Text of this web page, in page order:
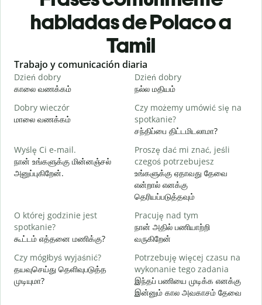
habladas de Polaco a
Tamil
Slide 1 of 6
Trabajo y comunicación diaria
Dzień dobry
காலை வணக்கம்
Dzień dobry
நல்ல மதியம்
Dobry wieczór
மாலை வணக்கம்
Czy możemy umówić się na
spotkanie?
சந்திப்பை திட்டமிடலாமா?
Wyślę Ci e-mail.
நான் உங்களுக்கு மின்னஞ்சல்
அனுப்புகிறேன்.
Proszę dać mi znać, jeśli
czegoś potrzebujesz
உங்களுக்கு ஏதாவது தேவை
என்றால் எனக்கு
தெரியப்படுத்தவும்
O której godzinie jest
spotkanie?
கூட்டம் எத்தனை மணிக்கு?
Pracuję nad tym
நான் அதில் பணியாற்றி
வருகிறேன்
Czy mógłbyś wyjaśnić?
தயவுசெய்து தெளிவுபடுத்த
முடியுமா?
Potrzebuję więcej czasu na
wykonanie tego zadania
இந்தப் பணியை முடிக்க எனக்கு
இன்னும் கால அவகாசம் தேவை